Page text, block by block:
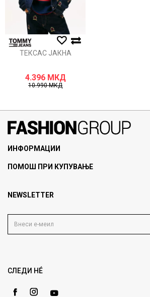
Анти спам заштита - пресметајте колку е 9 - 4 :
ТЕКСАС ЈАКНА
4.396 МКД
10.990МКД
ИНФОРМАЦИИ
За нас
Продавници
Блог
Gift Card
ПОМОШ ПРИ КУПУВАЊЕ
Политика на приватност
Како да купите
Замена и рефундација на производи
NEWSLETTER
СЛЕДИ НÉ